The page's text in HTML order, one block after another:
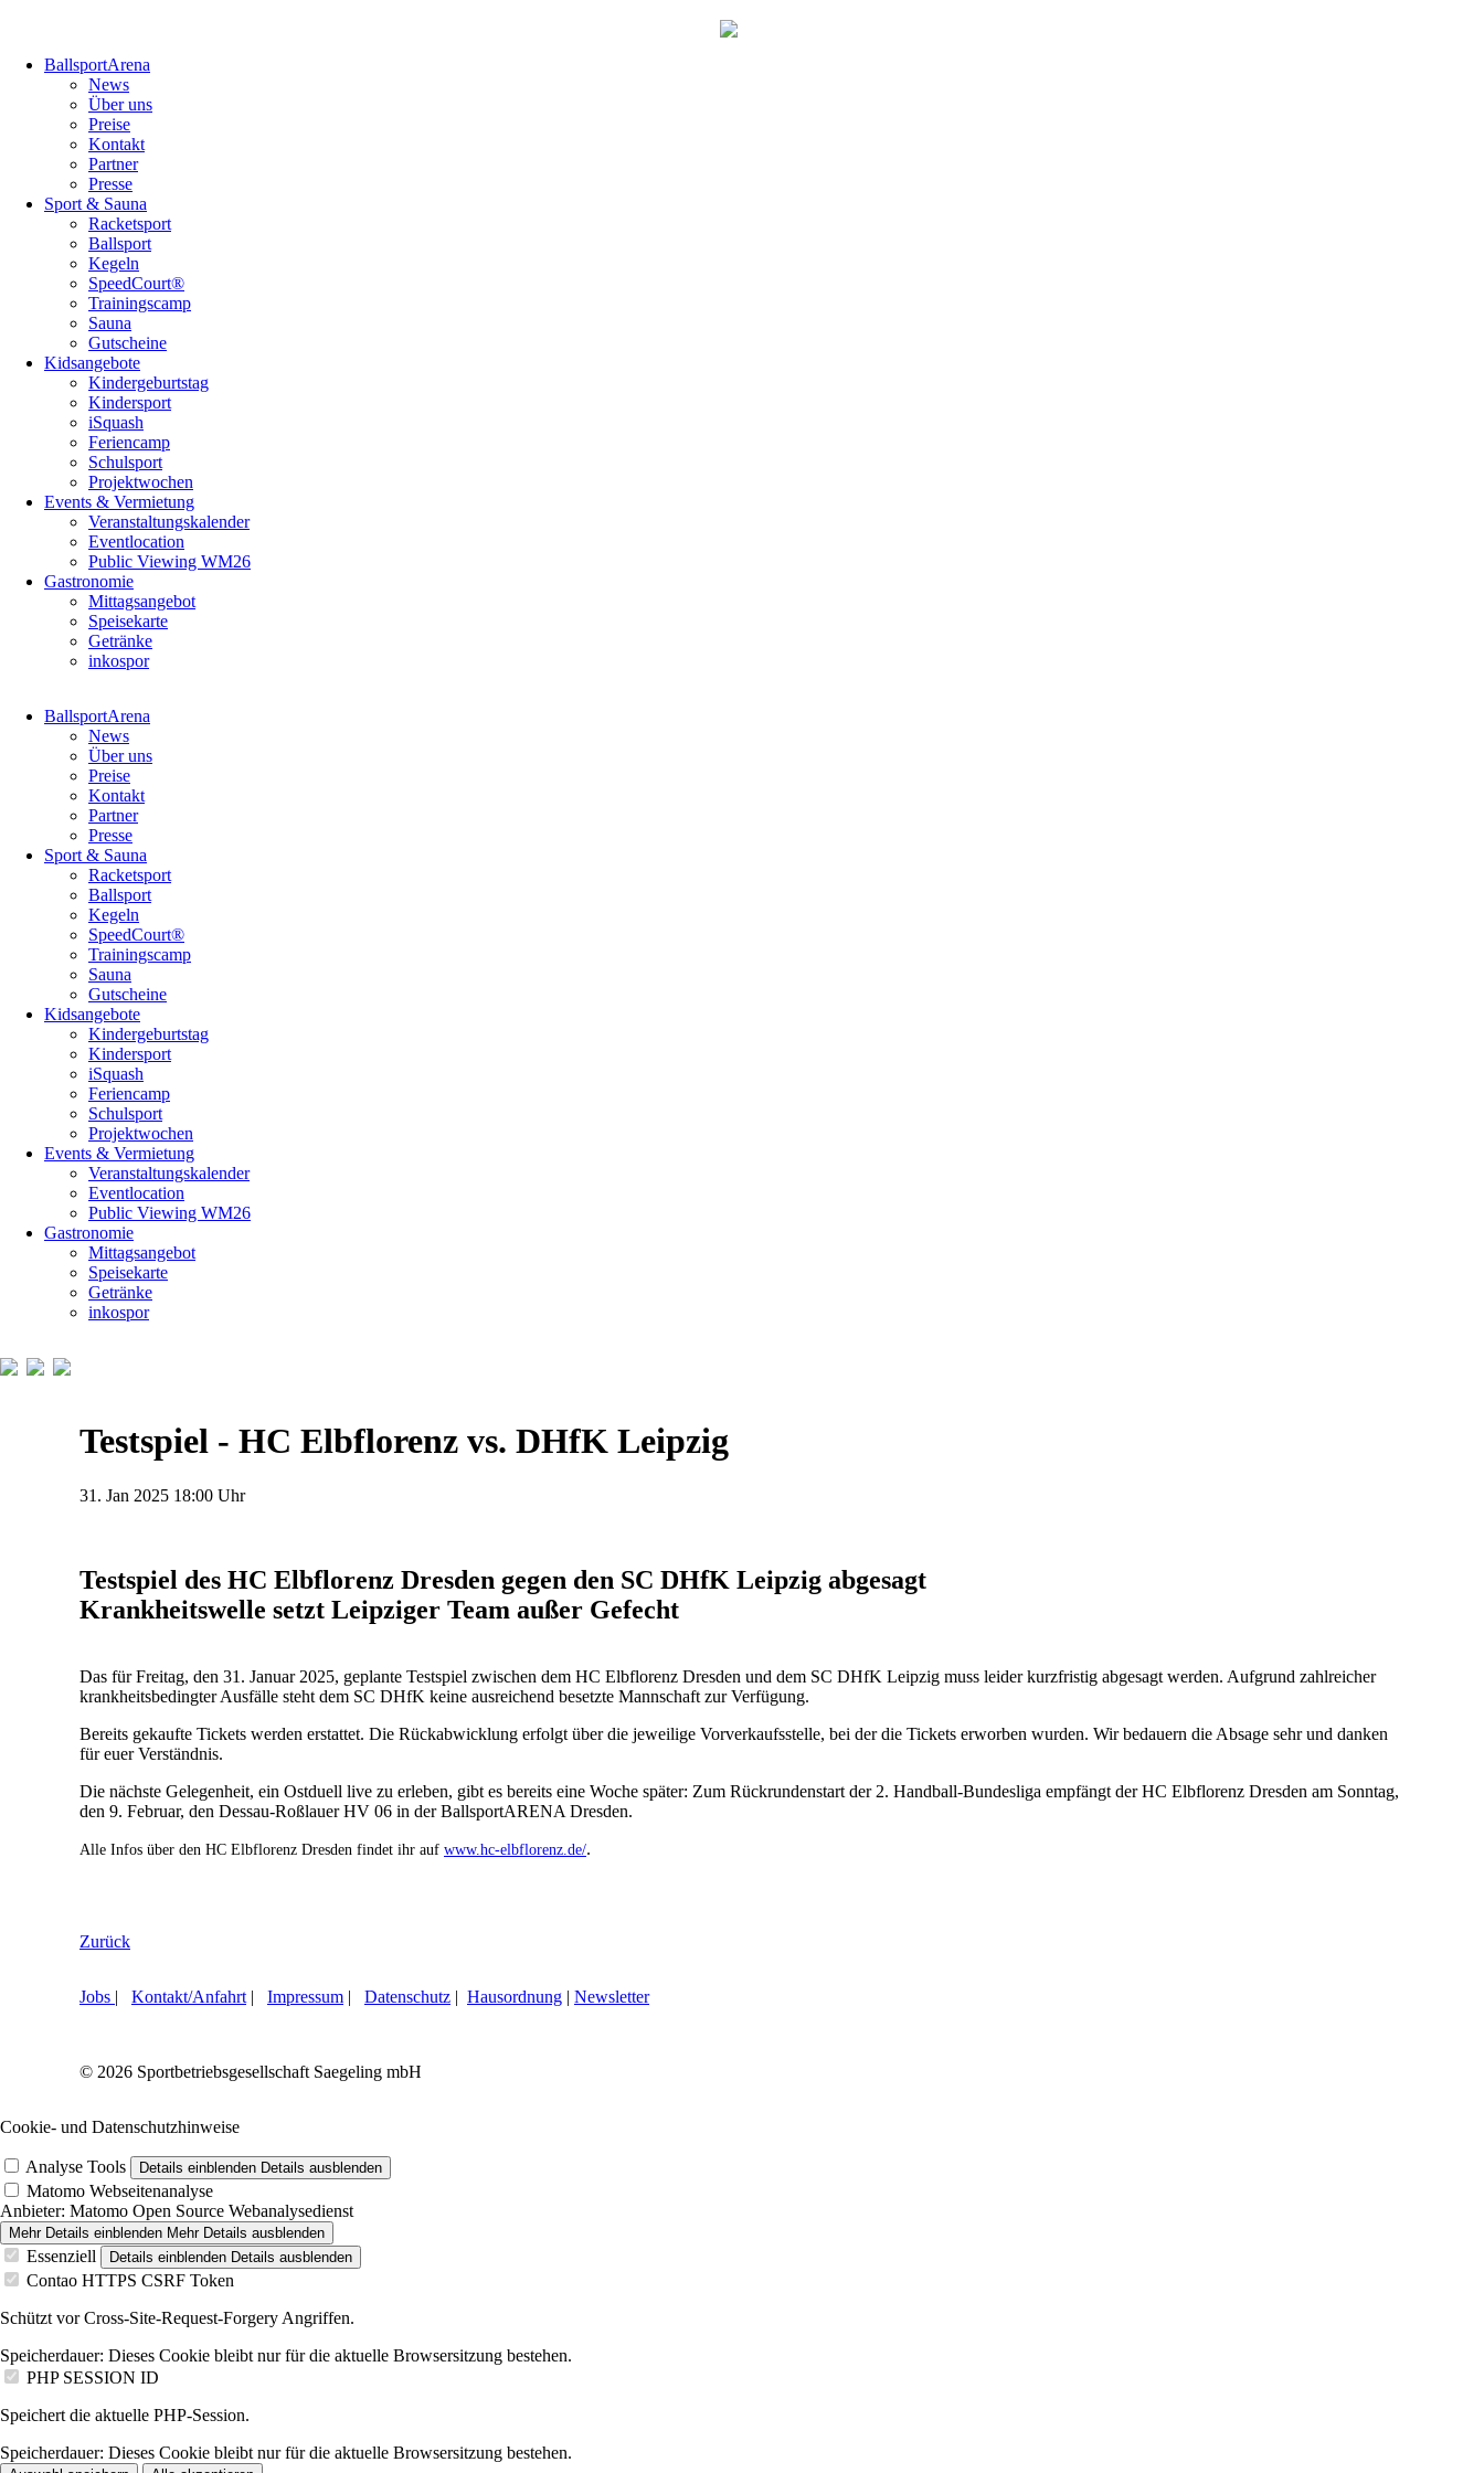
überspringenBallsportArena
News
Über uns
Preise
Kontakt
Partner
Presse
Sport & Sauna
Racketsport
Ballsport
Kegeln
SpeedCourt®
Trainingscamp
Sauna
Gutscheine
Kidsangebote
Kindergeburtstag
Kindersport
iSquash
Feriencamp
Schulsport
Projektwochen
Events & Vermietung
Veranstaltungskalender
Eventlocation
Public Viewing WM26
Gastronomie
Mittagsangebot
Speisekarte
Getränke
inkospor
überspringenBallsportArena
News
Über uns
Preise
Kontakt
Partner
Presse
Sport & Sauna
Racketsport
Ballsport
Kegeln
SpeedCourt®
Trainingscamp
Sauna
Gutscheine
Kidsangebote
Kindergeburtstag
Kindersport
iSquash
Feriencamp
Schulsport
Projektwochen
Events & Vermietung
Veranstaltungskalender
Eventlocation
Public Viewing WM26
Gastronomie
Mittagsangebot
Speisekarte
Getränke
inkospor
Testspiel - HC Elbflorenz vs. DHfK Leipzig
31. Jan 2025 18:00 Uhr
Testspiel des HC Elbflorenz Dresden gegen den SC DHfK Leipzig abgesagt
Krankheitswelle setzt Leipziger Team außer Gefecht
Das für Freitag, den 31. Januar 2025, geplante Testspiel zwischen dem HC Elbflorenz Dresden und dem SC DHfK Leipzig muss leider kurzfristig abgesagt werden. Aufgrund zahlreicher
krankheitsbedingter Ausfälle steht dem SC DHfK keine ausreichend besetzte Mannschaft zur Verfügung.
Bereits gekaufte Tickets werden erstattet. Die Rückabwicklung erfolgt über die jeweilige Vorverkaufsstelle, bei der die Tickets erworben wurden. Wir bedauern die Absage sehr und danken
für euer Verständnis.
Die nächste Gelegenheit, ein Ostduell live zu erleben, gibt es bereits eine Woche später: Zum Rückrundenstart der 2. Handball-Bundesliga empfängt der HC Elbflorenz Dresden am Sonntag,
den 9. Februar, den Dessau-Roßlauer HV 06 in der BallsportARENA Dresden.
Alle Infos über den HC Elbflorenz Dresden findet ihr auf www.hc-elbflorenz.de/.
Zurück
Jobs | Kontakt/Anfahrt | Impressum | Datenschutz | Hausordnung | Newsletter
© 2026 Sportbetriebsgesellschaft Saegeling mbH
Cookie- und Datenschutzhinweise
Analyse Tools Details einblenden Details ausblenden
Matomo Webseitenanalyse
Anbieter: Matomo Open Source Webanalysedienst
Mehr Details einblenden Mehr Details ausblenden
Essenziell Details einblenden Details ausblenden
Contao HTTPS CSRF Token
Schützt vor Cross-Site-Request-Forgery Angriffen.
Speicherdauer: Dieses Cookie bleibt nur für die aktuelle Browsersitzung bestehen.
PHP SESSION ID
Speichert die aktuelle PHP-Session.
Speicherdauer: Dieses Cookie bleibt nur für die aktuelle Browsersitzung bestehen.